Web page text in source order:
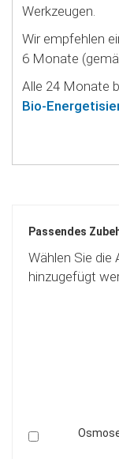
Werkzeugen.
Wir empfehlen
6 Monate
Alle 24 Monate
Bio-
Passendes
Wählen Sie die
hinzugefügt